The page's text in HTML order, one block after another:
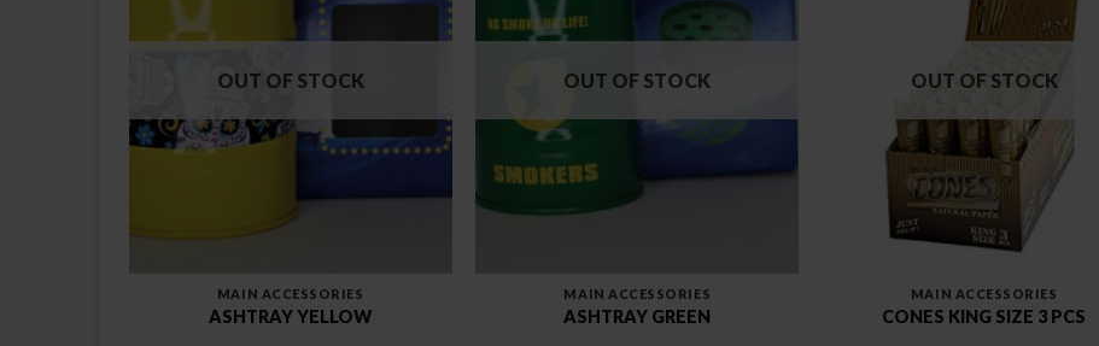
OUT OF STOCK
MAIN ACCESSORIES
ASHTRAY YELLOW
OUT OF STOCK
MAIN ACCESSORIES
ASHTRAY GREEN
OUT OF STOCK
MAIN ACCESSORIES
CONES KING SIZE 3 PCS